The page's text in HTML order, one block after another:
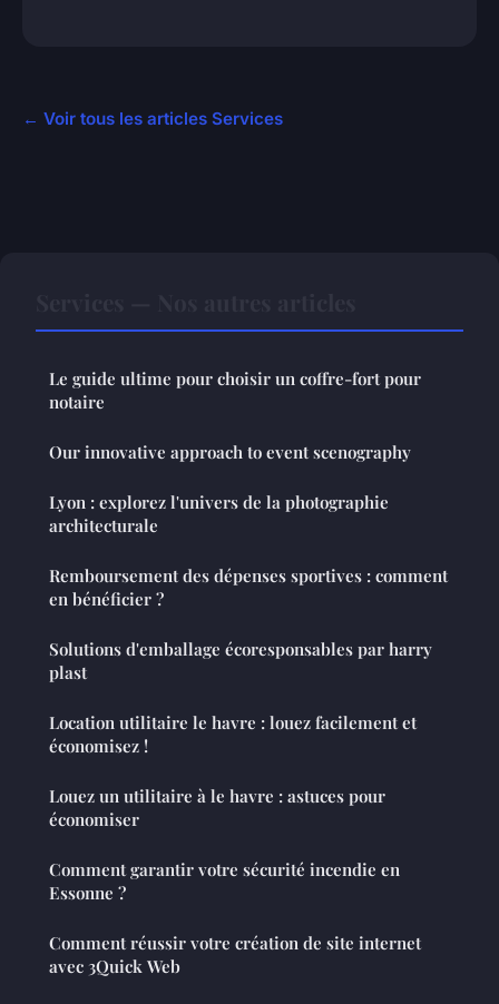
← Voir tous les articles Services
Le guide ultime pour choisir un coffre-fort pour
notaire
Our innovative approach to event scenography
Lyon : explorez l'univers de la photographie
architecturale
Remboursement des dépenses sportives : comment
en bénéficier ?
Solutions d'emballage écoresponsables par harry
plast
Location utilitaire le havre : louez facilement et
économisez !
Louez un utilitaire à le havre : astuces pour
économiser
Comment garantir votre sécurité incendie en
Essonne ?
Comment réussir votre création de site internet
avec 3Quick Web